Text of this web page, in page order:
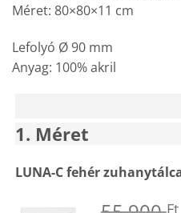
Méret: 80×80×11 cm
Lefolyó Ø 90 mm
Anyag: 100% akril
1 Méret
LUNA-C fehér